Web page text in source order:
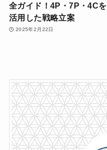
全ガイド！4P・7P・4Cを
活用した戦略立案
2025年2月22日